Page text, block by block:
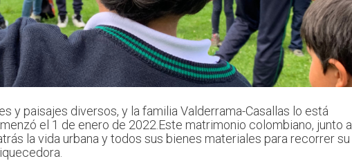
y paisajes diversos, y la familia Valderrama-Casallas lo está
el 1 de enero de 2022.Este matrimonio colombiano, junto a
la vida urbana y todos sus bienes materiales para recorrer su